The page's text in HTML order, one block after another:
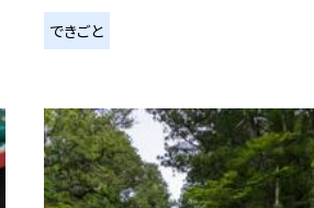
できごと